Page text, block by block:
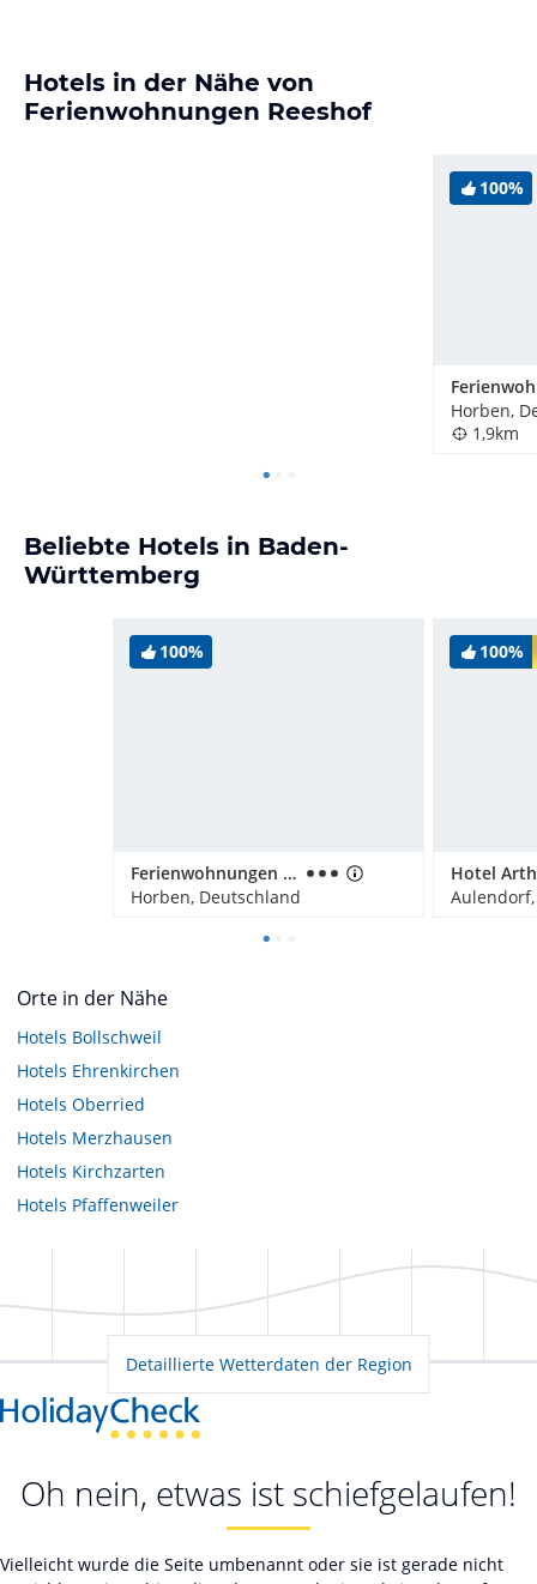
Hotels in der Nähe von
Ferienwohnungen Reeshof
100%
Horben,
1,9km
Beliebte Hotels in Baden-
Württemberg
100%
Ferienwohnungen Ignazhof
Horben, Deutschland
100%
Hotel
Orte in der Nähe
Hotels Bollschweil
Hotels Ehrenkirchen
Hotels Oberried
Hotels Merzhausen
Hotels Kirchzarten
Hotels Pfaffenweiler
Detaillierte Wetterdaten der Region
Oh nein, etwas ist schiefgelaufen!
Vielleicht wurde die Seite umbenannt oder sie ist gerade nicht